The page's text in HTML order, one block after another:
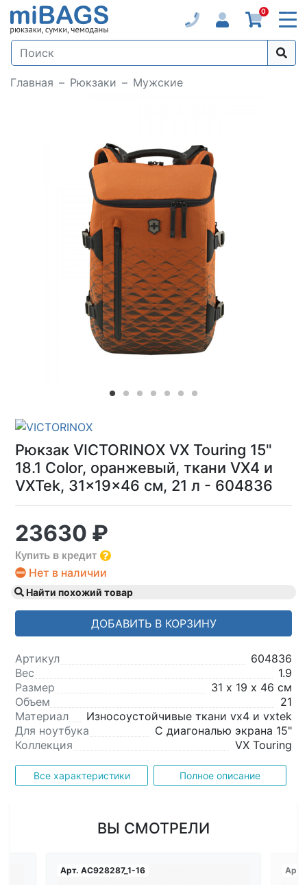
0
Главная Рюкзаки Мужские
Loading...
Рюкзак VICTORINOX VX Touring 15"
18.1 Color, оранжевый, ткани VX4 и
VXTek, 31x19x46 см, 21 л - 604836
23630 ₽
Купить в кредит
Нет в наличии
Найти похожий товар
ДОБАВИТЬ В КОРЗИНУ
Артикул
604836
Вес
1.9
Размер
31 х 19 х 46 см
Объем
21
Материал
Износоустойчивые ткани vx4 и vxtek
Для ноутбука
С диагональю экрана 15"
Коллекция
VX Touring
Все характеристики Полное описание
ВЫ СМОТРЕЛИ
Арт. AC928287_1-16 Арт.